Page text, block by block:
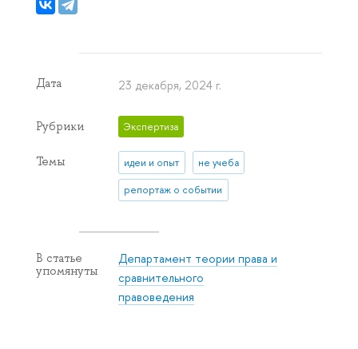
Дата 23 декабря, 2024 г.
Рубрики Экспертиза
Темы идеи и опыт не учеба
репортаж о событии
В статье
упомянуты
Департамент теории права и
сравнительного
правоведения